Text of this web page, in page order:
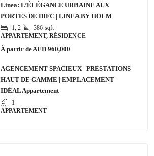
Linea: L’ÉLÉGANCE URBAINE AUX
PORTES DE DIFC | LINEA BY HOLM
1, 2 386 sqft
APPARTEMENT, RÉSIDENCE
À partir de AED 960,000
AGENCEMENT SPACIEUX | PRESTATIONS
HAUT DE GAMME | EMPLACEMENT
IDÉAL Appartement
1
APPARTEMENT